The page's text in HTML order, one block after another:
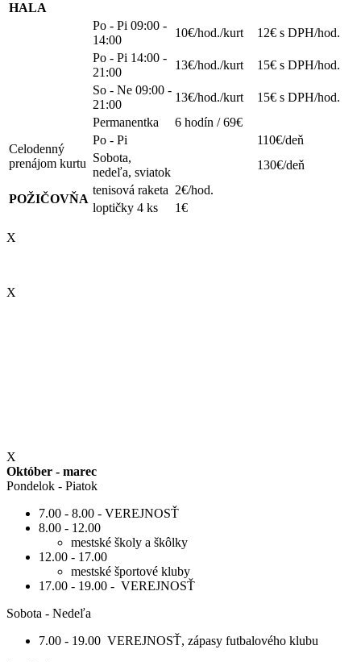
HALA
Po - Pi 09:00 -
14:00
10€/hod./kurt
12€ s DPH/hod.
Po - Pi 14:00 -
21:00
13€/hod./kurt
15€ s DPH/hod.
So - Ne 09:00 -
21:00
13€/hod./kurt
15€ s DPH/hod.
Permanentka
6 hodín / 69€
Celodenný
prenájom kurtu
Po - Pi
110€/deň
Sobota,
nedeľa, sviatok
130€/deň
POŽIČOVŇA
tenisová raketa 2€/hod.
loptičky 4 ks
1€
X
X
X
Október - marec
Pondelok - Piatok
7.00 - 8.00 - VEREJNOSŤ
8.00 - 12.00
mestské školy a škôlky
12.00 - 17.00
mestské športové kluby
17.00 - 19.00 - VEREJNOSŤ
Sobota - Nedeľa
7.00 - 19.00 VEREJNOSŤ, zápasy futbalového klubu